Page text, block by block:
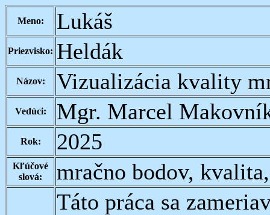
Meno: Lukáš
Priezvisko: Heldák
Názov: Vizualizácia kvality
Vedúci: Mgr. Marcel
Rok: 2025
Kľúčové
slová:
mračno bodov,
Táto práca sa